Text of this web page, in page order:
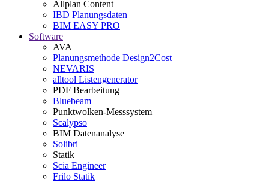
Allplan Content
IBD Planungsdaten
BIM EASY PRO
Software
AVA
Planungsmethode Design2Cost
NEVARIS
alltool Listengenerator
PDF Bearbeitung
Bluebeam
Punktwolken-Messsystem
Scalypso
BIM Datenanalyse
Solibri
Statik
Scia Engineer
Frilo Statik